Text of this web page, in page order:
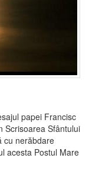
papei Francisc
Scrisoarea Sfântului
cu nerăbdare
acesta Postul Mare